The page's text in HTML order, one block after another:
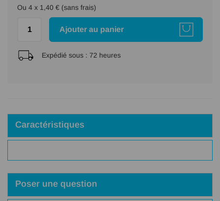
Ou 4 x 1,40 € (sans frais)
Ajouter au panier
Expédié sous : 72 heures
Caractéristiques
Poser une question